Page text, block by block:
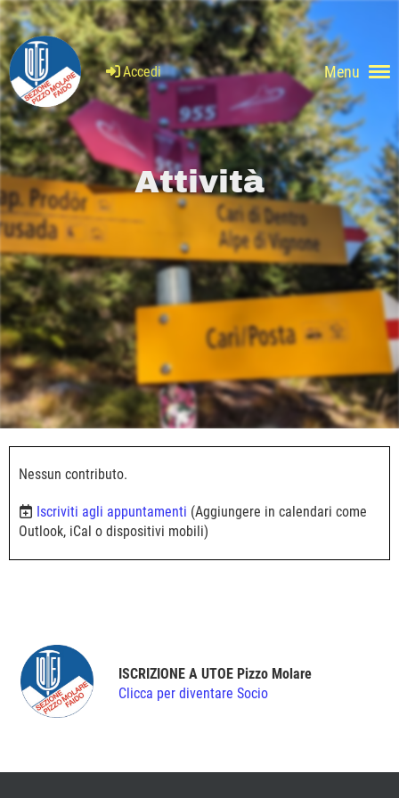
Menu
Accedi
Attività
Nessun contributo.
Iscriviti agli appuntamenti (Aggiungere in calendari come
Outlook, iCal o dispositivi mobili)
ISCRIZIONE A UTOE Pizzo Molare
Clicca per diventare Socio